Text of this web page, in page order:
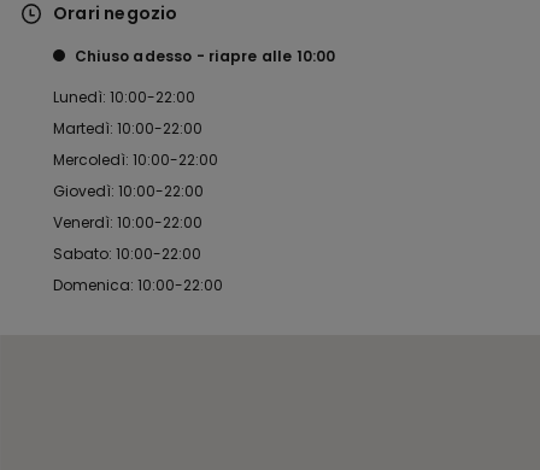
Orari negozio
Chiuso adesso riapre alle 10:00
Lunedì: 10:00-22:00
Martedì: 10:00-22:00
Mercoledì: 10:00-22:00
Giovedì: 10:00-22:00
Venerdì: 10:00-22:00
Sabato: 10:00-22:00
Domenica: 10:00-22:00